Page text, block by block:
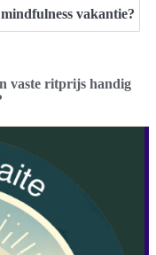
vakantie?
vaste ritprijs handig